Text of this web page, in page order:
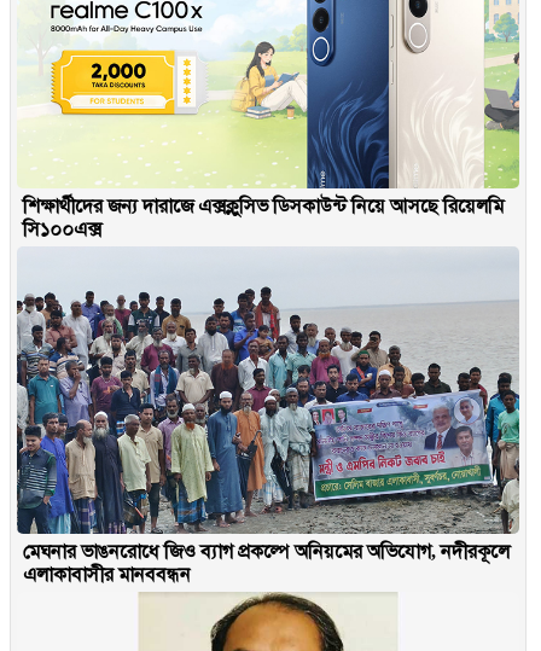
শিক্ষার্থীদের জন্য দারাজে এক্সক্লুসিভ ডিসকাউন্ট নিয়ে আসছে রিয়েলমি
সি১০০এক্স
মেঘনার ভাঙনরোধে জিও ব্যাগ প্রকল্পে অনিয়মের অভিযোগ, নদীরকূলে
এলাকাবাসীর মানববন্ধন